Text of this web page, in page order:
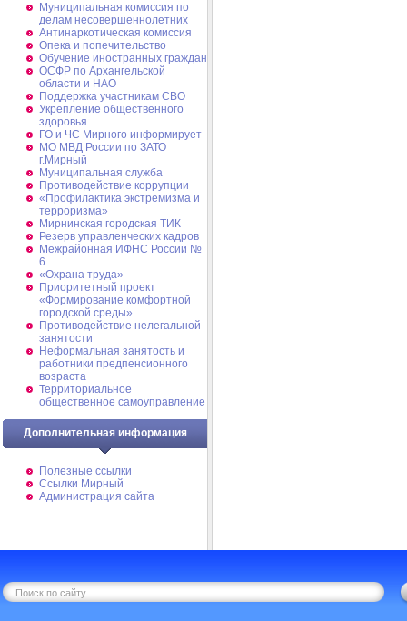
Муниципальная комиссия по
делам несовершеннолетних
Антинаркотическая комиссия
Опека и попечительство
Обучение иностранных граждан
ОСФР по Архангельской
области и НАО
Поддержка участникам СВО
Укрепление общественного
здоровья
ГО и ЧС Мирного информирует
МО МВД России по ЗАТО
г.Мирный
Муниципальная cлужба
Противодействие коррупции
«Профилактика экстремизма и
терроризма»
Мирнинская городская ТИК
Резерв управленческих кадров
Межрайонная ИФНС России №
6
«Охрана труда»
Приоритетный проект
«Формирование комфортной
городской среды»
Противодействие нелегальной
занятости
Неформальная занятость и
работники предпенсионного
возраста
Территориальное
общественное самоуправление
Дополнительная информация
Полезные ссылки
Ссылки Мирный
Администрация сайта